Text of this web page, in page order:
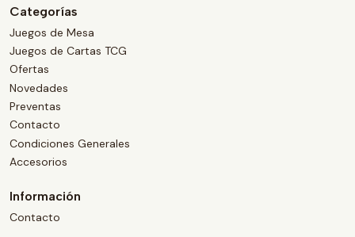
Categorías
Juegos de Mesa
Juegos de Cartas TCG
Ofertas
Novedades
Preventas
Contacto
Condiciones Generales
Accesorios
Información
Contacto